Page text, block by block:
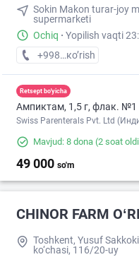
Sokin Makon turar-joy
supermarketi
Ochiq · Yopilish vaqti
+998 (77) XXX-XX-XX
кo’rish
Retsept bo'yicha
Ампиктам, 1,5 г, флак. №1
Swiss Parenterals Pvt. Ltd
Mavjud: 8 dona (2 soat
49 000 so'm
CHINOR FARM
Toshkent, Yusuf
ko‘chasi, 116/20-uy